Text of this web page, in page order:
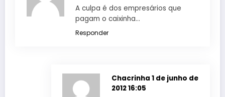
A culpa é dos empresários que
pagam o caixinha…
Responder
Chacrinha 1 de junho de
2012 16:05